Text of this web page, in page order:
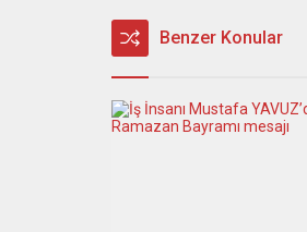
Benzer Konular